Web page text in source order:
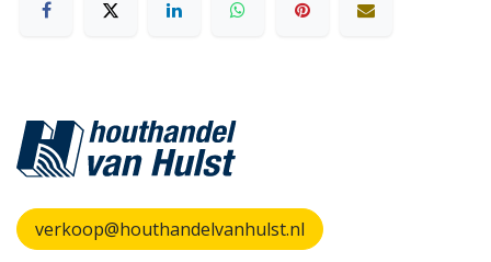
verkoop@houthandelvanhulst.nl